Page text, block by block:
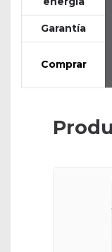
Garantía
Comprar